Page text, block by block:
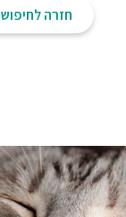
חזרה לחיפוש